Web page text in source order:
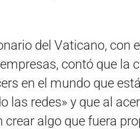
del Vaticano, con
contó que la
en el mundo que
las redes» y que al
crear algo que fuera